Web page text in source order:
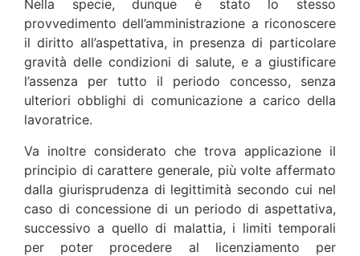
Nella specie, dunque è stato lo stesso
provvedimento dell’amministrazione a riconoscere
il diritto all’aspettativa, in presenza di particolare
gravità delle condizioni di salute, e a giustificare
l’assenza per tutto il periodo concesso, senza
ulteriori obblighi di comunicazione a carico della
lavoratrice.
Va inoltre considerato che trova applicazione il
principio di carattere generale, più volte affermato
dalla giurisprudenza di legittimità secondo cui nel
caso di concessione di un periodo di aspettativa,
successivo a quello di malattia, i limiti temporali
per poter procedere al licenziamento per